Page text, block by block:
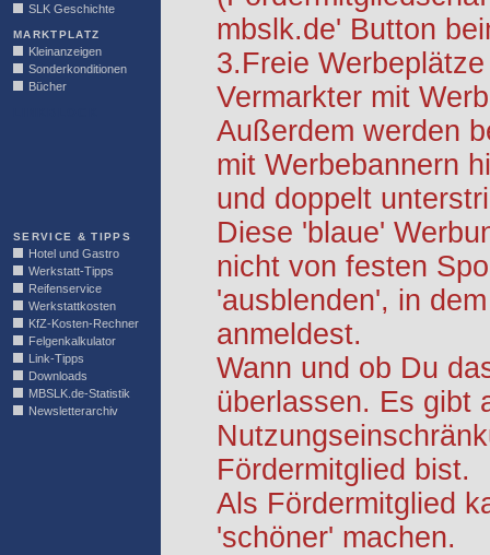
SLK Geschichte
MARKTPLATZ
Kleinanzeigen
Sonderkonditionen
Bücher
SERVICE & TIPPS
Hotel und Gastro
Werkstatt-Tipps
Reifenservice
Werkstattkosten
KfZ-Kosten-Rechner
Felgenkalkulator
Link-Tipps
Downloads
MBSLK.de-Statistik
Newsletterarchiv
mbslk.de' Button
3.Freie
Vermarkter mit
Außerdem werden
mit Werbebannern
und doppelt
Diese 'blaue'
nicht von festen
'ausblenden', in
anmeldest.
Wann und ob Du
überlassen. Es gibt
Fördermitglied bist.
Als Fördermitglied
'schöner' machen.